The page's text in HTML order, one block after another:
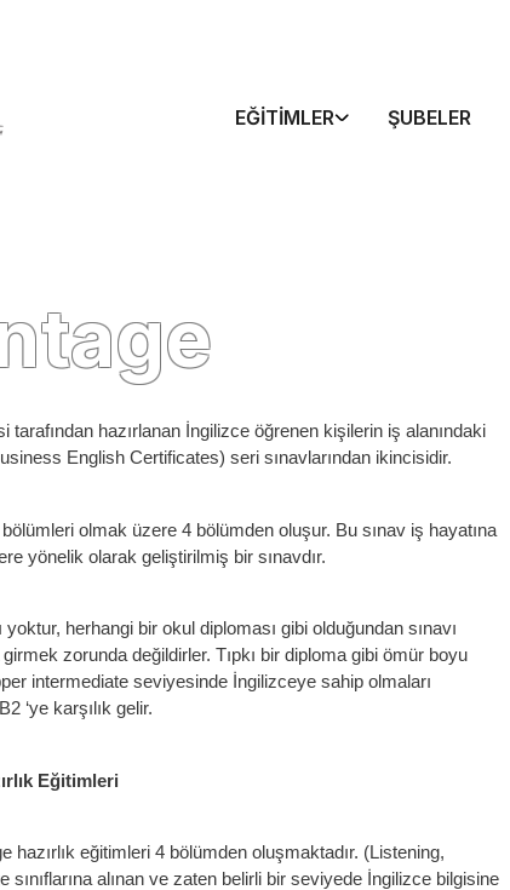
EĞITIMLER ŞUBELER
tarafından hazırlanan İngilizce öğrenen kişilerin iş alanındaki
English Certificates) seri sınavlarından ikincisidir.
olmak üzere 4 bölümden oluşur. Bu sınav iş hayatına
yönelik olarak geliştirilmiş bir sınavdır.
yoktur, herhangi bir okul diploması gibi olduğundan sınavı
zorunda değildirler. Tıpkı bir diploma gibi ömür boyu
intermediate seviyesinde İngilizceye sahip olmaları
‘ye karşılık gelir.
Eğitimleri
hazırlık eğitimleri 4 bölümden oluşmaktadır. (Listening,
alınan ve zaten belirli bir seviyede İngilizce bilgisine